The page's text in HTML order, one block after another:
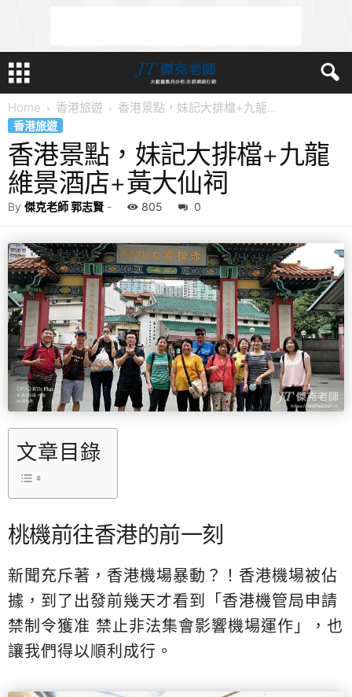
Home 香港旅遊 香港景點，妹記大排檔+九龍...
香港旅遊
香港景點，妹記大排檔+九龍
維景酒店+黃大仙祠
By 傑克老師 郭志賢- 805 0
文章目錄
桃機前往香港的前一刻
新聞充斥著，香港機場暴動？！香港機場被佔
據，到了出發前幾天才看到「香港機管局申請
禁制令獲准 禁止非法集會影響機場運作」，也
讓我們得以順利成行。